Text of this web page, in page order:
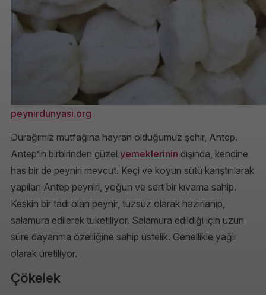
peynirdunyasi.org
Durağımız mutfağına hayran olduğumuz şehir, Antep.
Antep’in birbirinden güzel yemeklerinin dışında, kendine
has bir de peyniri mevcut. Keçi ve koyun sütü karıştırılarak
yapılan Antep peyniri, yoğun ve sert bir kıvama sahip.
Keskin bir tadı olan peynir, tuzsuz olarak hazırlanıp,
salamura edilerek tüketiliyor. Salamura edildiği için uzun
süre dayanma özelliğine sahip üstelik. Genellikle yağlı
olarak üretiliyor.
Çökelek